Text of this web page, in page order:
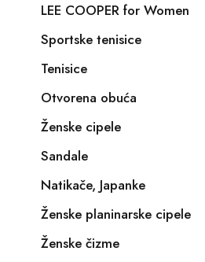
LEE COOPER for Women
Sportske tenisice
Tenisice
Otvorena obuća
Ženske cipele
Sandale
Natikače, Japanke
Ženske planinarske cipele
Ženske čizme